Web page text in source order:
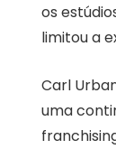
os
limitou a
Carl
uma